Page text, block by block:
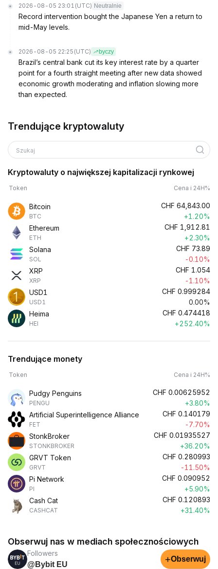
2026-08-05 23:01 (UTC) Neutralnie
Record intervention bought the Japanese Yen a return to
mid-May levels.
2026-08-05 22:25 (UTC) byczy
Brazil’s central bank cut its key interest rate by a quarter
point for a fourth straight meeting after new data showed
economic growth moderating and inflation slowing more
than expected.
Trendujące kryptowaluty
Szukaj
Kryptowaluty o największej kapitalizacji rynkowej
Token Cena i 24H%
Bitcoin
BTC
CHF 64,843.00
+1.20%
Ethereum
ETH
CHF 1,912.81
+2.30%
Solana
SOL
CHF 73.89
-0.10%
XRP
XRP
CHF 1.054
-1.10%
USD1
USD1
CHF 0.999284
0.00%
Heima
HEI
CHF 0.474418
+252.40%
Trendujące monety
Token Cena i 24H%
Pudgy Penguins
PENGU
CHF 0.00625952
+3.80%
Artificial Superintelligence Alliance
FET
CHF 0.140179
-7.70%
StonkBroker
STONKBROKER
CHF 0.01935527
+36.20%
GRVT Token
GRVT
CHF 0.280993
-11.50%
Pi Network
PI
CHF 0.090952
+5.90%
Cash Cat
CASHCAT
CHF 0.120893
+31.40%
Obserwuj nas w mediach społecznościowych
Followers
@Bybit EU
+Obserwuj